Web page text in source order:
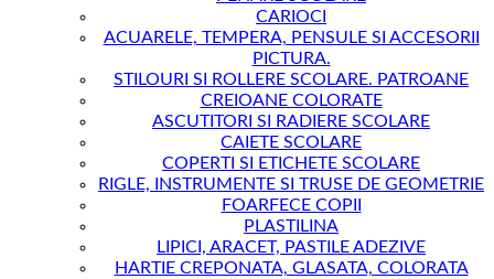
CARIOCI
ACUARELE, TEMPERA, PENSULE SI ACCESORII
PICTURA.
STILOURI SI ROLLERE SCOLARE. PATROANE
CREIOANE COLORATE
ASCUTITORI SI RADIERE SCOLARE
CAIETE SCOLARE
COPERTI SI ETICHETE SCOLARE
RIGLE, INSTRUMENTE SI TRUSE DE GEOMETRIE
FOARFECE COPII
PLASTILINA
LIPICI, ARACET, PASTILE ADEZIVE
HARTIE CREPONATA, GLASATA, COLORATA